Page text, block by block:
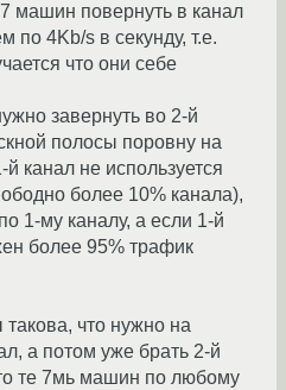
машин повернуть в канал
по 4Kb/s в секунду, т.е.
что они себе
завернуть во 2-й
полосы поровну на
канал не используется
более 10% канала),
1-му каналу, а если 1-й
более 95% трафик
что нужно на
а потом уже брать 2-й
те 7мь машин по любому